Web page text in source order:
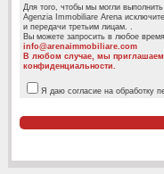
Для того, чтобы мы могли
Agenzia Immobiliare Arena
и передачи третьим лицам. .
Вы можете запросить в любое
info@arenaimmobiliare.com
В любом случае, мы приглашаем
конфиденциальности.
Я даю согласие на обработку